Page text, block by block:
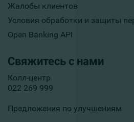
Жалобы клиентов
Условия обработки и защиты
Open Banking API
Свяжитесь с нами
Колл-центр
022 269 999
Предложения по улучшениям